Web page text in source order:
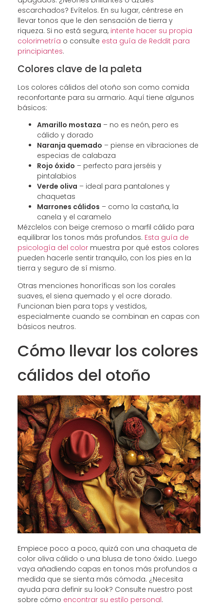
escarchados? Evítelos. En su lugar, céntrese en
llevar tonos que le den sensación de tierra y
riqueza. Si no está segura, intente hacer su propia
colorimetría o consulte esta guía de Reddit para
principiantes.
Colores clave de la paleta
Los colores cálidos del otoño son como comida
reconfortante para su armario. Aquí tiene algunos
básicos:
Amarillo mostaza – no es neón, pero es
cálido y dorado
Naranja quemado – piense en vibraciones de
especias de calabaza
Rojo óxido – perfecto para jerséis y
pintalabios
Verde oliva – ideal para pantalones y
chaquetas
Marrones cálidos – como la castaña, la
canela y el caramelo
Mézclelos con beige cremoso o marfil cálido para
equilibrar los tonos más profundos. Esta guía de
psicología del colormuestra por qué estos colores
pueden hacerle sentir tranquilo, con los pies en la
tierra y seguro de sí mismo.
Otras menciones honoríficas son los corales
suaves, el siena quemado y el ocre dorado.
Funcionan bien para tops y vestidos,
especialmente cuando se combinan en capas con
básicos neutros.
Cómo llevar los colores
cálidos del otoño
Empiece poco a poco, quizá con una chaqueta de
color oliva cálido o una blusa de tono óxido. Luego
vaya añadiendo capas en tonos más profundos a
medida que se sienta más cómoda. ¿Necesita
ayuda para definir su look? Consulte nuestro post
sobre cómo encontrar su estilo personal.